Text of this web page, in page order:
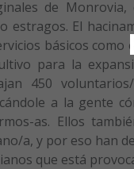
de
estragos. El
básicos como
para la
450
a la gente
as. Ellos
a, y por eso han
que está